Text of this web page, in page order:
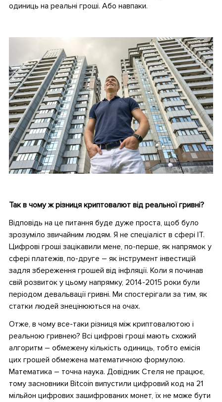
одиниць на реальні гроші. Або навпаки.
Так в чому ж різниця криптовалют від реальної гривні?
Відповідь на це питання буде дуже проста, щоб було
зрозуміло звичайним людям. Я не спеціаліст в сфері IT.
Цифрові гроші зацікавили мене, по-перше, як напрямок у
сфері платежів, по-друге – як інструмент інвестицій
задля збереження грошей від інфляції. Коли я починав
свій розвиток у цьому напрямку, 2014-2015 роки були
періодом девальвації гривні. Ми спостерігали за тим, як
статки людей знецінюються на очах.
Отже, в чому все-таки різниця між криптовалютою і
реальною гривнею? Всі цифрові гроші мають схожий
алгоритм – обмежену кількість одиниць, тобто емісія
цих грошей обмежена математичною формулою.
Математика – точна наука. Довідник Стеля не працює,
тому засновники Bitcoin випустили цифровий код на 21
мільйон цифрових зашифрованих монет, їх не може бути